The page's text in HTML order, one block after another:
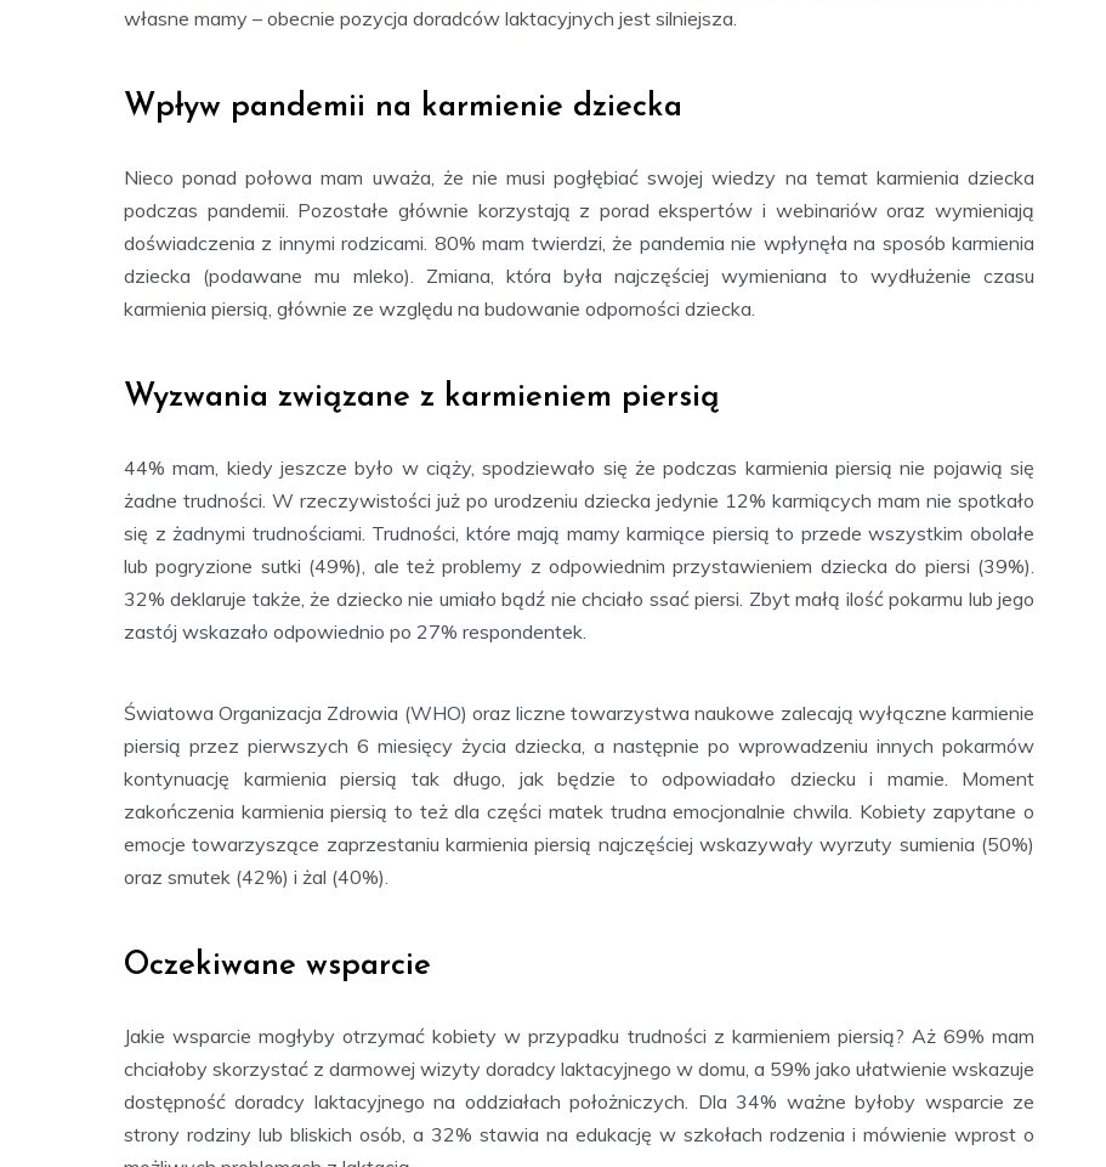
własne mamy – obecnie pozycja doradców laktacyjnych jest silniejsza.
Wpływ pandemii na karmienie dziecka
Nieco ponad połowa mam uważa, że nie musi pogłębiać swojej wiedzy na temat karmienia dziecka
podczas pandemii. Pozostałe głównie korzystają z porad ekspertów i webinariów oraz wymieniają
doświadczenia z innymi rodzicami. 80% mam twierdzi, że pandemia nie wpłynęła na sposób karmienia
dziecka (podawane mu mleko). Zmiana, która była najczęściej wymieniana to wydłużenie czasu
karmienia piersią, głównie ze względu na budowanie odporności dziecka.
Wyzwania związane z karmieniem piersią
44% mam, kiedy jeszcze było w ciąży, spodziewało się że podczas karmienia piersią nie pojawią się
żadne trudności. W rzeczywistości już po urodzeniu dziecka jedynie 12% karmiących mam nie spotkało
się z żadnymi trudnościami. Trudności, które mają mamy karmiące piersią to przede wszystkim obolałe
lub pogryzione sutki (49%), ale też problemy z odpowiednim przystawieniem dziecka do piersi (39%).
32% deklaruje także, że dziecko nie umiało bądź nie chciało ssać piersi. Zbyt małą ilość pokarmu lub jego
zastój wskazało odpowiednio po 27% respondentek.
Światowa Organizacja Zdrowia (WHO) oraz liczne towarzystwa naukowe zalecają wyłączne karmienie
piersią przez pierwszych 6 miesięcy życia dziecka, a następnie po wprowadzeniu innych pokarmów
kontynuację karmienia piersią tak długo, jak będzie to odpowiadało dziecku i mamie. Moment
zakończenia karmienia piersią to też dla części matek trudna emocjonalnie chwila. Kobiety zapytane o
emocje towarzyszące zaprzestaniu karmienia piersią najczęściej wskazywały wyrzuty sumienia (50%)
oraz smutek (42%) i żal (40%).
Oczekiwane wsparcie
Jakie wsparcie mogłyby otrzymać kobiety w przypadku trudności z karmieniem piersią? Aż 69% mam
chciałoby skorzystać z darmowej wizyty doradcy laktacyjnego w domu, a 59% jako ułatwienie wskazuje
dostępność doradcy laktacyjnego na oddziałach położniczych. Dla 34% ważne byłoby wsparcie ze
strony rodziny lub bliskich osób, a 32% stawia na edukację w szkołach rodzenia i mówienie wprost o